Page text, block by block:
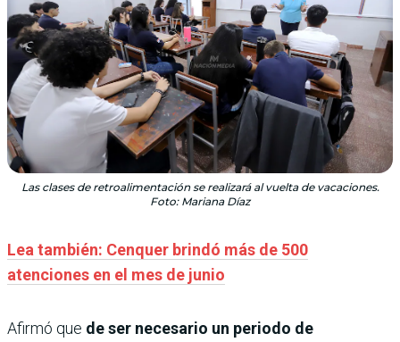
Las clases de retroalimentación se realizará al vuelta de vacaciones.
Foto: Mariana Díaz
Lea también: Cenquer brindó más de 500
atenciones en el mes de junio
Afirmó que de ser necesario un periodo de